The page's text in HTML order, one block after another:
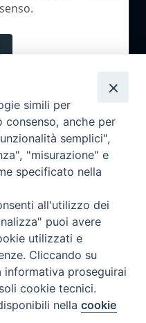
simili per
anche per
semplici",
"misurazione" e
specificato nella
all'utilizzo dei
puoi avere
utilizzati e
Cliccando su
proseguirai
cookie tecnici.
nellacookie